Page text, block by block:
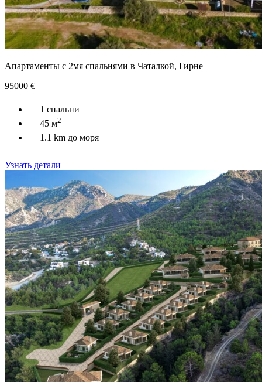
Апартаменты с 2мя спальнями в Чаталкой, Гирне
95000 €
1 спальни
45 м2
1.1 km до моря
Узнать детали